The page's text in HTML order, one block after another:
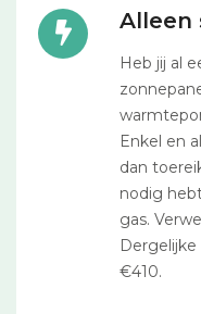
Alleen
Heb jij al
Enkel en
dan
nodig
gas.
€410.